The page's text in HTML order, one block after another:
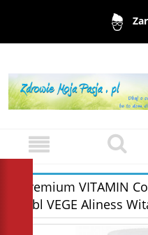
Premium VITAMIN
tabl VEGE Aliness